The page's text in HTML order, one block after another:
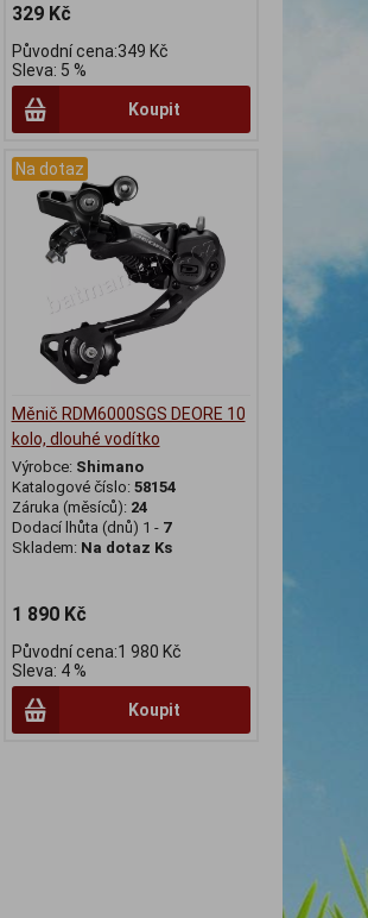
329 Kč
Původní cena:349 Kč
Sleva: 5 %
Koupit
Na dotaz
Měnič RDM6000SGS DEORE 10
kolo, dlouhé vodítko
Výrobce: Shimano
Katalogové číslo: 58154
Záruka (měsíců): 24
Dodací lhůta (dnů) 1 -7
Skladem: Na dotaz Ks
1 890 Kč
Původní cena:1 980 Kč
Sleva: 4 %
Koupit